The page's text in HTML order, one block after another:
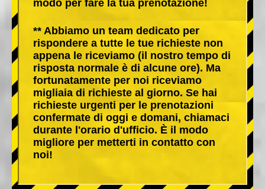
modo per fare la tua prenotazione!
** Abbiamo un team dedicato per
rispondere a tutte le tue richieste non
appena le riceviamo (il nostro tempo di
risposta normale è di alcune ore). Ma
fortunatamente per noi riceviamo
migliaia di richieste al giorno. Se hai
richieste urgenti per le prenotazioni
confermate di oggi e domani, chiamaci
durante l'orario d'ufficio. È il modo
migliore per metterti in contatto con
noi!